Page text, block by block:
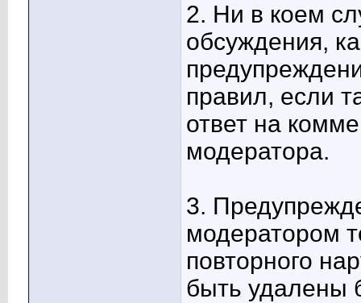
2. Ни в коем
обсуждения,
правил, если
ответ на
модератора.
3.
модератором
повторного
быть удалены